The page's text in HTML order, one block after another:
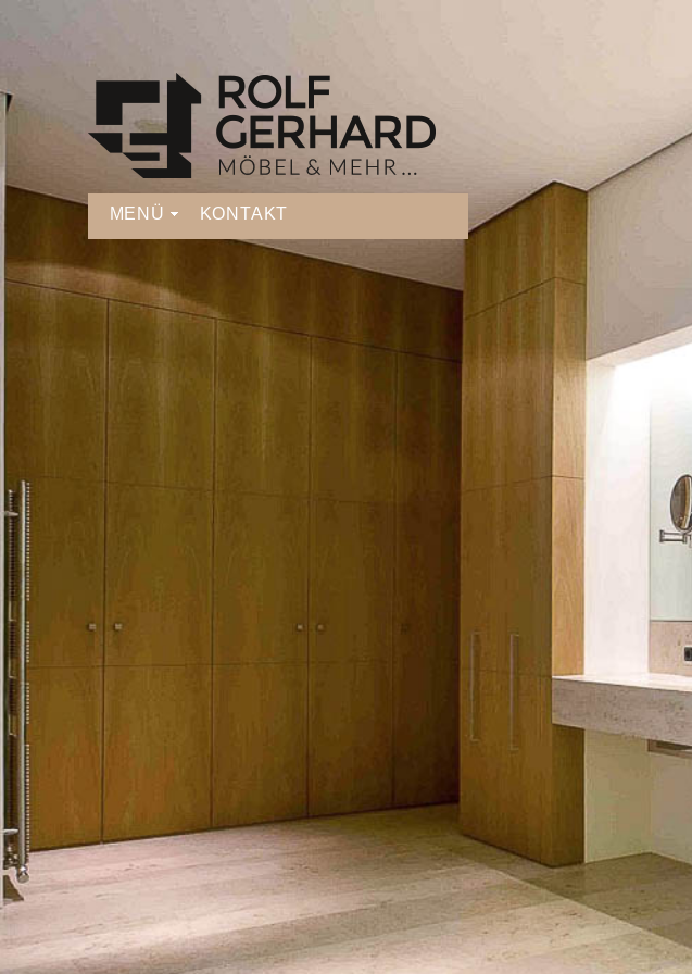
MENÜ KONTAKT